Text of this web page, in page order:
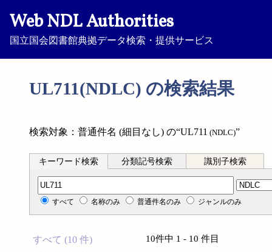
Web NDL Authorities
国立国会図書館典拠データ検索・提供サービス
UL711(NDLC) の検索結果
検索対象：普通件名 (細目なし) の“UL711 (NDLC)”
キーワード検索 分類記号検索 識別子検索
分類記号検索
すべて 名称のみ 普通件名のみ ジャンルのみ
すべて (10 件)
10件中 1 - 10 件目